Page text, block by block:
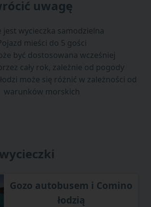
uwagę
jest wycieczka samodzielna
mieści do 5 gości
być dostosowana wcześniej
cały rok, zależnie od pogody
może się różnić w zależności od
warunków morskich
Gozo autobusem i Comino
łodzią